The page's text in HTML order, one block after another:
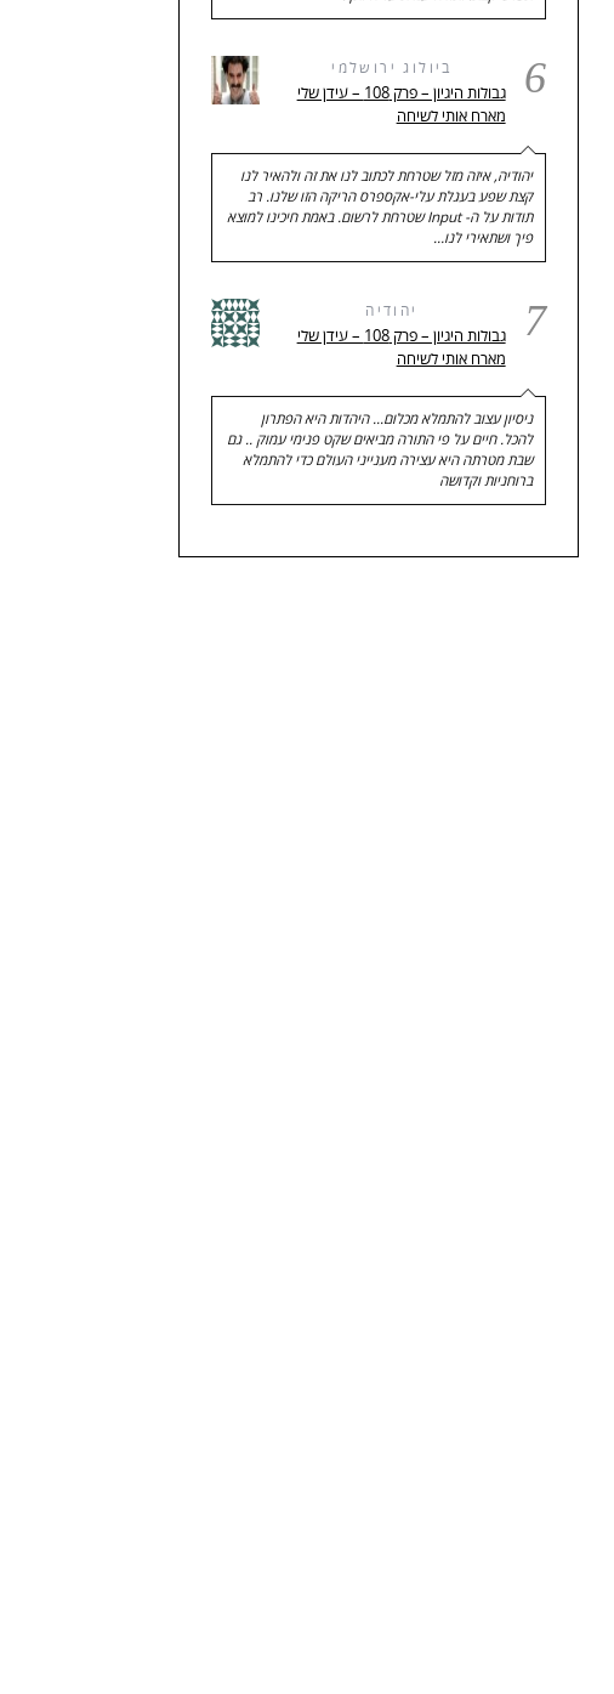
6 ביולוג ירושלמי
גבולות היגיון – פרק 108 – עידן שלי
מארח אותי לשיחה
יהודיה, איזה מזל שטרחת לכתוב לנו את זה ולהאיר לנו
קצת שפע בעגלת עלי-אקספרס הריקה הזו שלנו. רב
תודות על ה- Input שטרחת לרשום. באמת חיכינו למוצא
פיך ושתאירי לנו…
7 יהודיה
גבולות היגיון – פרק 108 – עידן שלי
מארח אותי לשיחה
ניסיון עצוב להתמלא מכלום... היהדות היא הפתרון
להכל. חיים על פי התורה מביאים שקט פנימי עמוק .. גם
שבת מטרתה היא עצירה מענייני העולם כדי להתמלא
ברוחניות וקדושה